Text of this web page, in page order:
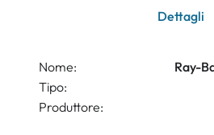
Dettagli
Nome:
Ray-
Tipo:
Produttore: